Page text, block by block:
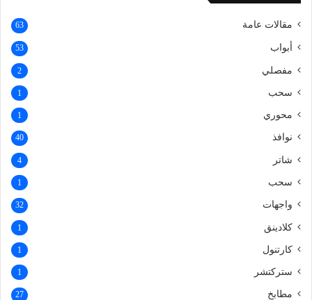
مقالات عامة 63
أبواب 53
مفصلي 2
سحب 1
محوري 1
نوافذ 40
شاتر 4
سحب 1
واجهات 32
كلادينق 1
كارتنول 1
ستركتشر 1
مطابخ 27